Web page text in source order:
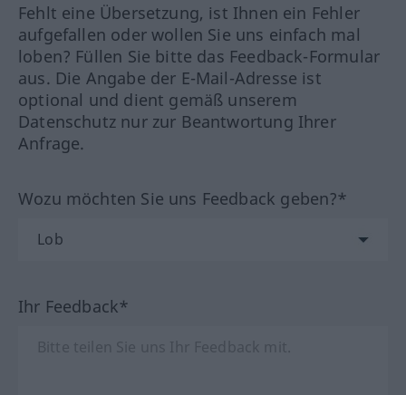
Fehlt eine Übersetzung, ist Ihnen ein Fehler
aufgefallen oder wollen Sie uns einfach mal
loben? Füllen Sie bitte das Feedback-Formular
aus. Die Angabe der E-Mail-Adresse ist
optional und dient gemäß unserem
Datenschutz nur zur Beantwortung Ihrer
Anfrage.
Wozu möchten Sie uns Feedback geben?*
Ihr Feedback*